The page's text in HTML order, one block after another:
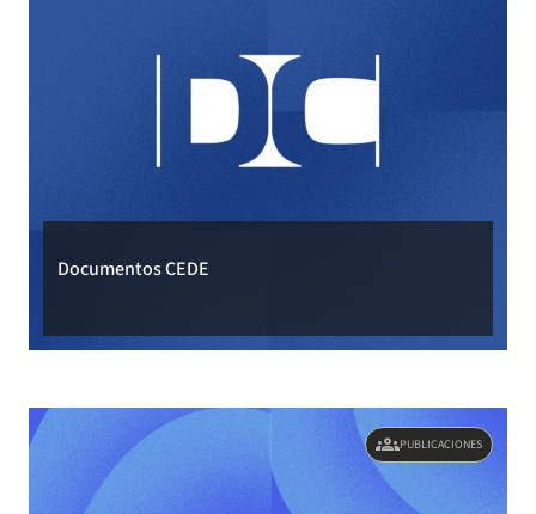
Documentos CEDE
groupsPUBLICACIONES